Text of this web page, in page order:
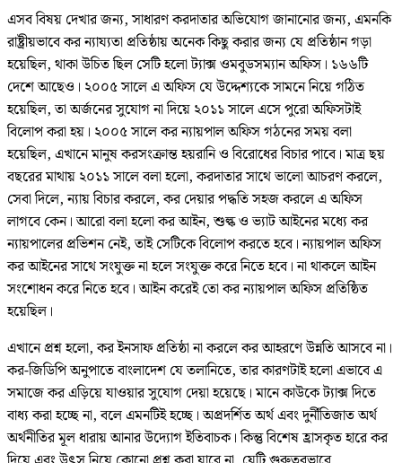
এসব বিষয় দেখার জন্য, সাধারণ করদাতার অভিযোগ জানানোর জন্য, এমনকি
রাষ্ট্রীয়ভাবে কর ন্যায্যতা প্রতিষ্ঠায় অনেক কিছু করার জন্য যে প্রতিষ্ঠান গড়া
হয়েছিল, থাকা উচিত ছিল সেটি হলো ট্যাক্স ওমবুডসম্যান অফিস। ১৬৬টি
দেশে আছেও। ২০০৫ সালে এ অফিস যে উদ্দেশ্যকে সামনে নিয়ে গঠিত
হয়েছিল, তা অর্জনের সুযোগ না দিয়ে ২০১১ সালে এসে পুরো অফিসটাই
বিলোপ করা হয়। ২০০৫ সালে কর ন্যায়পাল অফিস গঠনের সময় বলা
হয়েছিল, এখানে মানুষ করসংক্রান্ত হয়রানি ও বিরোধের বিচার পাবে। মাত্র ছয়
বছরের মাথায় ২০১১ সালে বলা হলো, করদাতার সাথে ভালো আচরণ করলে,
সেবা দিলে, ন্যায় বিচার করলে, কর দেয়ার পদ্ধতি সহজ করলে এ অফিস
লাগবে কেন। আরো বলা হলো কর আইন, শুল্ক ও ভ্যাট আইনের মধ্যে কর
ন্যায়পালের প্রভিশন নেই, তাই সেটিকে বিলোপ করতে হবে। ন্যায়পাল অফিস
কর আইনের সাথে সংযুক্ত না হলে সংযুক্ত করে নিতে হবে। না থাকলে আইন
সংশোধন করে নিতে হবে। আইন করেই তো কর ন্যায়পাল অফিস প্রতিষ্ঠিত
হয়েছিল।
এখানে প্রশ্ন হলো, কর ইনসাফ প্রতিষ্ঠা না করলে কর আহরণে উন্নতি আসবে না।
কর-জিডিপি অনুপাতে বাংলাদেশ যে তলানিতে, তার কারণটাই হলো এভাবে এ
সমাজে কর এড়িয়ে যাওয়ার সুযোগ দেয়া হয়েছে। মানে কাউকে ট্যাক্স দিতে
বাধ্য করা হচ্ছে না, বলে এমনটিই হচ্ছে। অপ্রদর্শিত অর্থ এবং দুর্নীতিজাত অর্থ
অর্থনীতির মূল ধারায় আনার উদ্যোগ ইতিবাচক। কিন্তু বিশেষ হ্রাসকৃত হারে কর